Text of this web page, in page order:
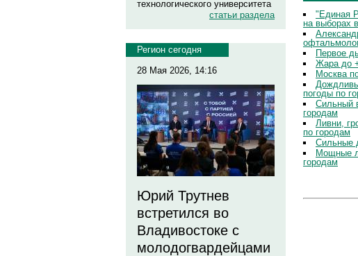
технологического университета
статьи раздела
Регион сегодня
28 Мая 2026, 14:16
Юрий Трутнев
встретился во
Владивостоке с
молодогвардейцами
"Единая
на выборах
Первое
Жара до
Москва
погоды по
Сильный
городам
Ливни,
по городам
Сильные
Мощные
городам